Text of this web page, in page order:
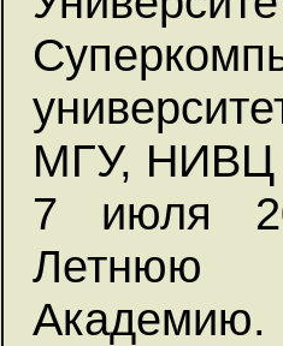
МГУ, НИВЦ
7 июля
Летнюю
Академию.